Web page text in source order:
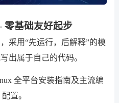
基础友好起步
采用“先运行，后解释”的模
出属于自己的代码。
全平台安装指南及主流编
置。